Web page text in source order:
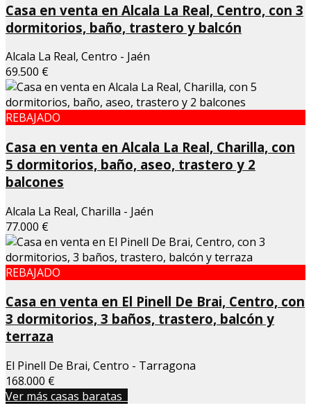
Casa en venta en Alcala La Real, Centro, con 3
dormitorios, baño, trastero y balcón
Alcala La Real, Centro - Jaén
69.500 €
REBAJADO
Casa en venta en Alcala La Real, Charilla, con
5 dormitorios, baño, aseo, trastero y 2
balcones
Alcala La Real, Charilla - Jaén
77.000 €
REBAJADO
Casa en venta en El Pinell De Brai, Centro, con
3 dormitorios, 3 baños, trastero, balcón y
terraza
El Pinell De Brai, Centro - Tarragona
168.000 €
Ver más casas baratas